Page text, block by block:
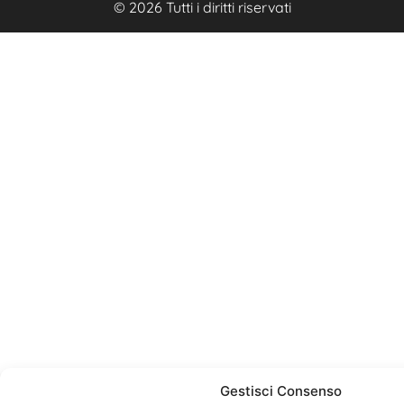
Gestisci Consenso
© 2026 Tutti i diritti riservati